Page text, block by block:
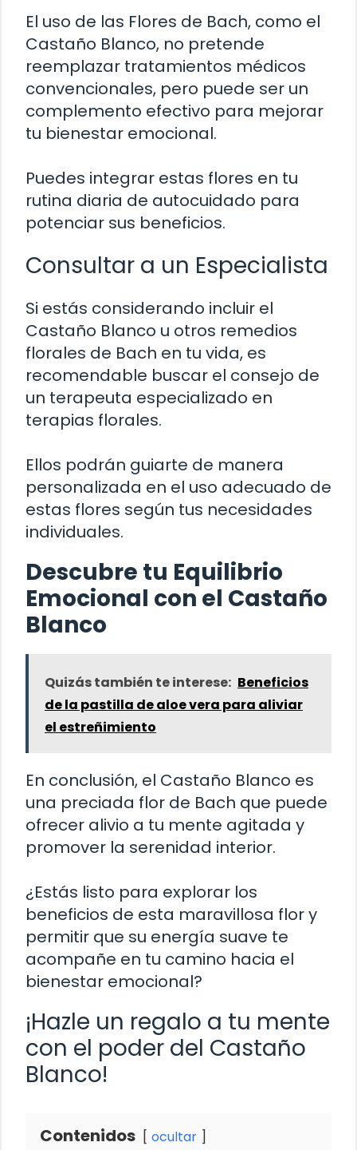
El uso de las Flores de Bach, como el
Castaño Blanco, no pretende
reemplazar tratamientos médicos
convencionales, pero puede ser un
complemento efectivo para mejorar
tu bienestar emocional.
Puedes integrar estas flores en tu
rutina diaria de autocuidado para
potenciar sus beneficios.
Consultar a un Especialista
Si estás considerando incluir el
Castaño Blanco u otros remedios
florales de Bach en tu vida, es
recomendable buscar el consejo de
un terapeuta especializado en
terapias florales.
Ellos podrán guiarte de manera
personalizada en el uso adecuado de
estas flores según tus necesidades
individuales.
Descubre tu Equilibrio
Emocional con el Castaño
Blanco
Quizás también te interese: Beneficios
de la pastilla de aloe vera para aliviar
el estreñimiento
En conclusión, el Castaño Blanco es
una preciada flor de Bach que puede
ofrecer alivio a tu mente agitada y
promover la serenidad interior.
¿Estás listo para explorar los
beneficios de esta maravillosa flor y
permitir que su energía suave te
acompañe en tu camino hacia el
bienestar emocional?
¡Hazle un regalo a tu mente
con el poder del Castaño
Blanco!
Contenidos ocultar